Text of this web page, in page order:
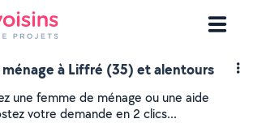
ménage à Liffré (35) et alentours
une femme de ménage ou une aide
votre demande en 2 clics...